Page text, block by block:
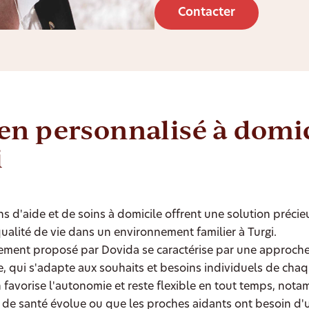
Contacter
personnalisé à
d'aide et de soins à domicile offrent une solution
de vie dans un environnement familier à Turgi.
proposé par Dovida se caractérise par une
qui s'adapte aux souhaits et besoins individuels de
favorise l'autonomie et reste flexible en tout temps,
santé évolue ou que les proches aidants ont besoin